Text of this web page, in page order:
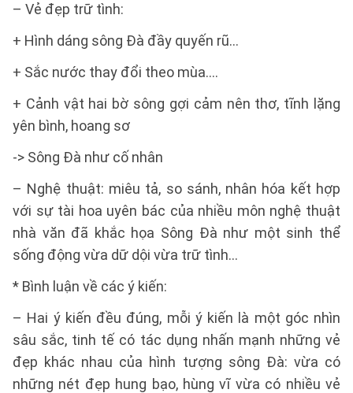
– Vẻ đẹp trữ tình:
+ Hình dáng sông Đà đầy quyến rũ…
+ Sắc nước thay đổi theo mùa….
+ Cảnh vật hai bờ sông gợi cảm nên thơ, tĩnh lặng
yên bình, hoang sơ
-> Sông Đà như cố nhân
– Nghệ thuật: miêu tả, so sánh, nhân hóa kết hợp
với sự tài hoa uyên bác của nhiều môn nghệ thuật
nhà văn đã khắc họa Sông Đà như một sinh thể
sống động vừa dữ dội vừa trữ tình…
* Bình luận về các ý kiến:
– Hai ý kiến đều đúng, mỗi ý kiến là một góc nhìn
sâu sắc, tinh tế có tác dụng nhấn mạnh những vẻ
đẹp khác nhau của hình tượng sông Đà: vừa có
những nét đẹp hung bạo, hùng vĩ vừa có nhiều vẻ